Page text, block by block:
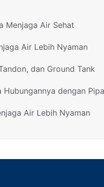
Menjaga Air Sehat
Air Lebih Nyaman
dan Ground Tank
dengan
Air Lebih Nyaman